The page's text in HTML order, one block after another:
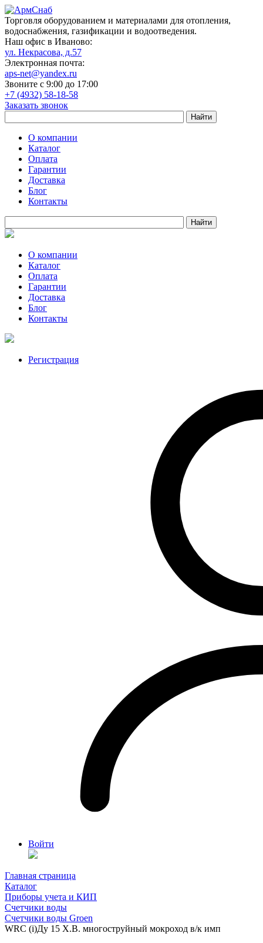
Торговля оборудованием и материалами для отопления,
водоснабжения, газификации и водоотведения.
Наш офис в Иваново:
ул. Некрасова, д.57
Электронная почта:
aps-net@yandex.ru
Звоните с 9:00 до 17:00
+7 (4932) 58-18-58
Заказать звонок
О компании
Каталог
Оплата
Гарантии
Доставка
Блог
Контакты
О компании
Каталог
Оплата
Гарантии
Доставка
Блог
Контакты
Регистрация
Войти
Главная страница
Каталог
Приборы учета и КИП
Счетчики воды
Счетчики воды Groen
WRC (i)Ду 15 Х.В. многоструйный мокроход в/к имп